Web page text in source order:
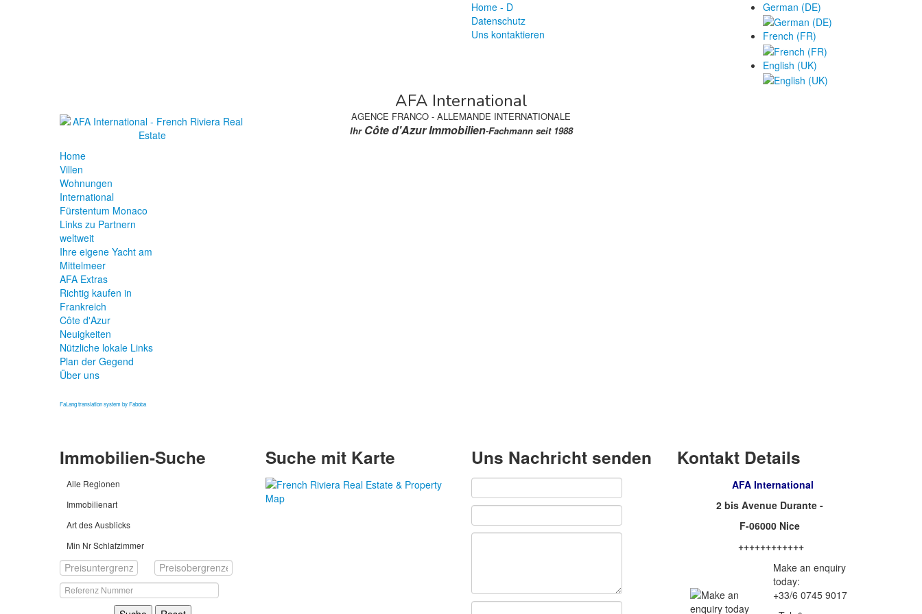
Home - D
Datenschutz
Uns kontaktieren
German (DE)
French (FR)
English (UK)
AFA International
AGENCE FRANCO - ALLEMANDE INTERNATIONALE
Ihr Côte d'Azur Immobilien-Fachmann seit 1988
Home
Villen
Wohnungen
International
Fürstentum Monaco
Links zu Partnern
weltweit
Ihre eigene Yacht am
Mittelmeer
AFA Extras
Richtig kaufen in
Frankreich
Côte d'Azur
Neuigkeiten
Nützliche lokale Links
Plan der Gegend
Über uns
FaLang translation system by Faboba
Immobilien-Suche
Alle Regionen
Immobilienart
Art des Ausblicks
Min Nr Schlafzimmer
Suche mit Karte Uns Nachricht senden Kontakt Details
AFA International
2 bis Avenue Durante -
F-06000 Nice
++++++++++++
Make an enquiry
today:
+33/6 0745 9017